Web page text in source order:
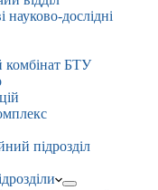
науково-дослідні
комбінат БТУ
підрозділ